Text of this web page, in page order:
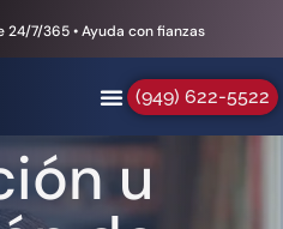
24/7/365 • Ayuda con fianzas
(949) 622-5522
u